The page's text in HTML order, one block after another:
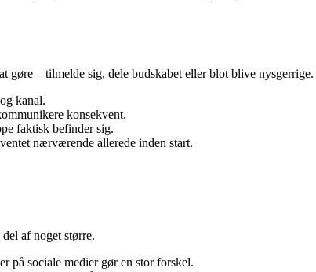
gøre – tilmelde sig, dele budskabet eller blot blive nysgerrige.
kanal.
konsekvent.
faktisk befinder sig.
nærværende allerede inden start.
af noget større.
på sociale medier gør en stor forskel.